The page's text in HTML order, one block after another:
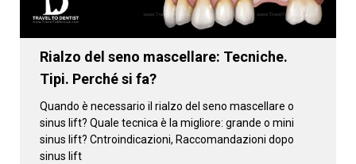
Rialzo del seno mascellare: Tecniche.
Tipi. Perché si fa?
Quando è necessario il rialzo del seno mascellare o
sinus lift? Quale tecnica è la migliore: grande o mini
sinus lift? Cntroindicazioni, Raccomandazioni dopo
sinus lift